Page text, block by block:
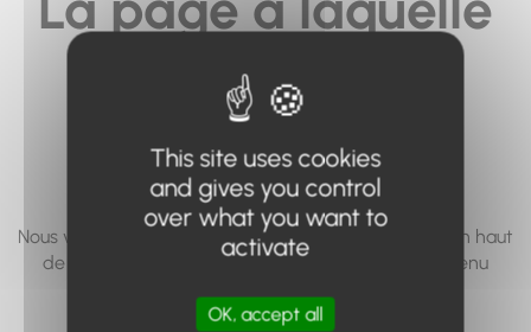
vous cherchez à
accéder n'existe
pas... ou plus.
Nous vous invitons à utiliser le moteur de recherche en haut
de page, ou à utiliser le menu pour trouver le contenu
This site uses cookies
and gives you control
over what you want to
activate
OK, accept all